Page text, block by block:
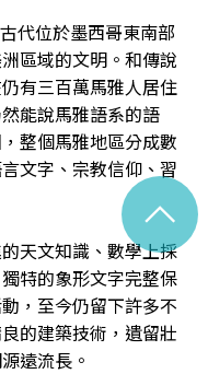
代位於墨西哥東南部
區域的文明。和傳說
有三百萬馬雅人居住
能說馬雅語系的語
整個馬雅地區分成數
文字、宗教信仰、習
天文知識、數學上採
特的象形文字完整保
，至今仍留下許多不
的建築技術，遺留壯
遠流長。
^